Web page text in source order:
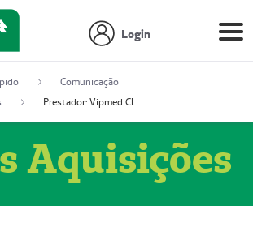
Login
Comunicação
Prestador: Vipmed Clínica Geral Ltda, 51004349-0 (Nome Fantasia: Policlínica Master)
Aquisições